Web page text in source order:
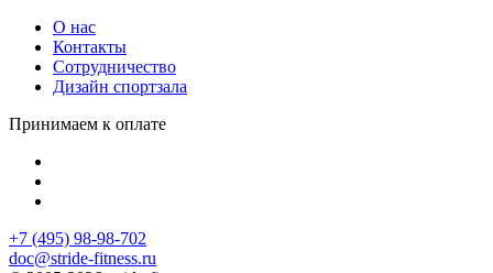
О нас
Контакты
Сотрудничество
Дизайн спортзала
Принимаем к оплате
+7 (495) 98-98-702
doc@stride-fitness.ru